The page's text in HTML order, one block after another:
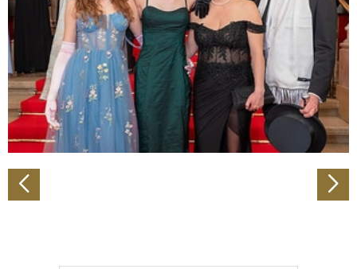
Wir verwenden Cookies, um Inhalte und Anzeigen zu
personalisieren, Funktionen für soziale Medien anbieten
zu können und die Zugriffe auf unsere Website zu
analysieren. Außerdem geben wir Informationen zu Ihrer
Verwendung unserer Website an unsere Partner für
soziale Medien, Werbung und Analysen weiter. Unsere
Partner führen diese Informationen möglicherweise mit
weiteren Daten zusammen, die Sie ihnen bereitgestellt
gesammelt haben.